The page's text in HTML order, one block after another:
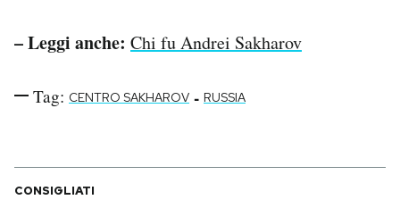
– Leggi anche: Chi fu Andrei Sakharov
Tag: CENTRO SAKHAROV - RUSSIA
CONSIGLIATI